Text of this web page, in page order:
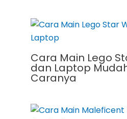
Cara Main Lego
dan Laptop
Caranya